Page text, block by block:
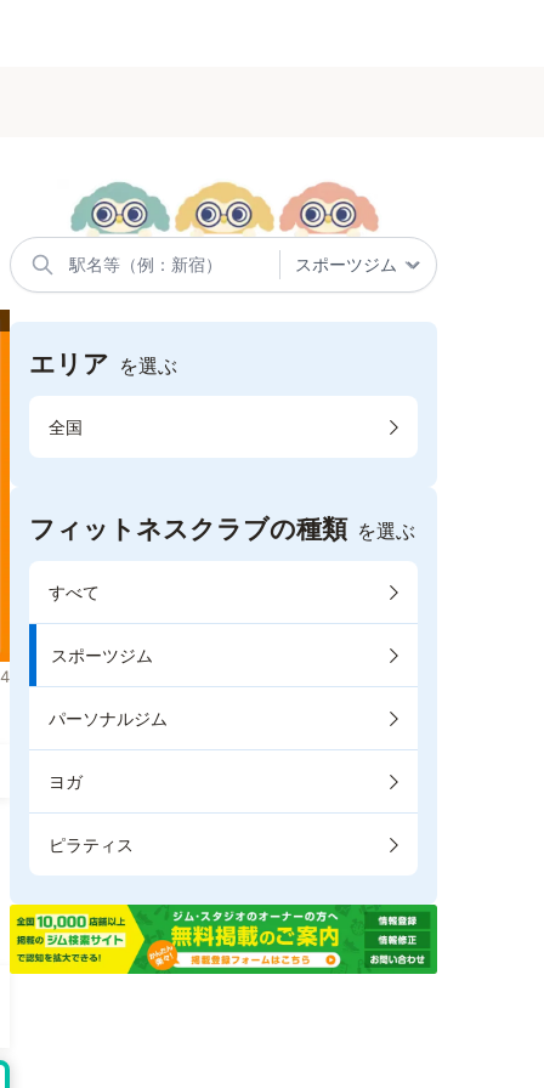
エリア を選ぶ
全国
フィットネスクラブの種類 を選ぶ
すべて
スポーツジム
パーソナルジム
ヨガ
ピラティス